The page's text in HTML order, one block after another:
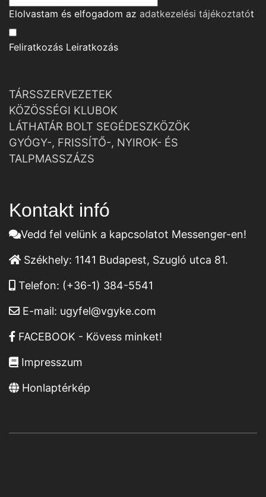
Elolvastam és elfogadom az adatkezelési tájékoztatót
Feliratkozás Leiratkozás
TÁRSSZERVEZETEK
KÖZÖSSÉGI KLUBOK
LÁTHATÁR BOLT SEGÉDESZKÖZÖK
GYÓGY-, FRISSÍTŐ-, NYIROK- ÉS
TALPMASSZÁZS
Kontakt infó
Vedd fel velünk a kapcsolatot Messenger-en!
Székhely: 1141 Budapest, Szugló utca 81.
Telefon: (+36-1) 384-5541
E-mail: ugyfel@vgyke.com
FACEBOOK - Kövess minket!
Impresszum
Honlaptérkép